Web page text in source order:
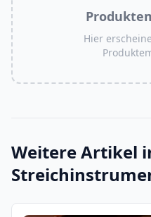
Hier
Weitere Artikel